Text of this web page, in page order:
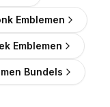
Emblemen
Emblemen
Bundels